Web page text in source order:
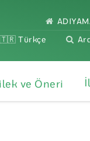
🇹🇷 Türkçe
ve Öneri